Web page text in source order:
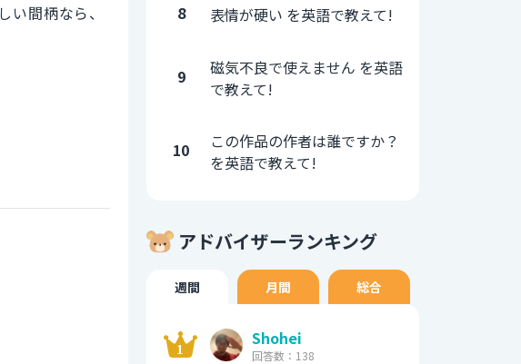
間柄なら、
8 表情が硬い を英語で教えて!
9
磁気不良で使えません を英語
で教えて!
10
この作品の作者は誰ですか？
を英語で教えて!
アドバイザーランキング
週間 月間 総合
Shohei
回答数：138